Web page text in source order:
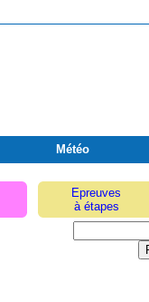
Météo
Epreuves
à étapes